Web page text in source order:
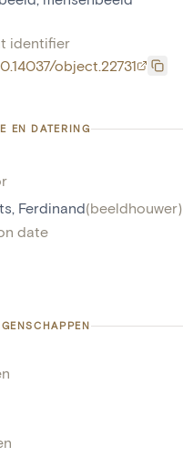
identifier
object.22731
EN DATERING
Ferdinand(beeldhouwer)
date